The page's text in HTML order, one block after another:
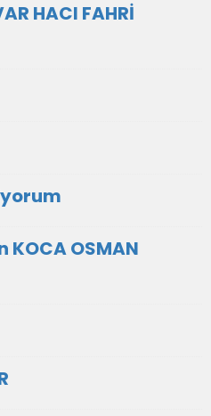
HACI FAHRİ
OSMAN